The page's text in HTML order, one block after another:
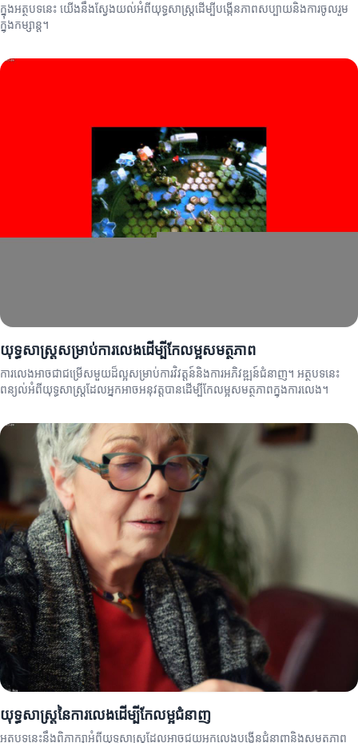
ក្នុងអត្ថបទនេះ យើងនឹងស្វែងយល់អំពីយុទ្ធសាស្ត្រដើម្បីបង្កើនភាពសប្បាយនិងការចូលរួម
ក្នុងកម្សាន្ត។
យុទ្ធសាស្ត្រសម្រាប់ការលេងដើម្បីកែលម្អសមត្ថភាព
ការលេងអាចជាជម្រើសមួយដ៏ល្អសម្រាប់ការវិវត្តន៍និងការអភិវឌ្ឍន៍ជំនាញ។ អត្ថបទនេះ
ពន្យល់អំពីយុទ្ធសាស្ត្រដែលអ្នកអាចអនុវត្តបានដើម្បីកែលម្អសមត្ថភាពក្នុងការលេង។
យុទ្ធសាស្ត្រនៃការលេងដើម្បីកែលម្អជំនាញ
អត្ថបទនេះនឹងពិភាក្សាអំពីយុទ្ធសាស្ត្រដែលអាចជួយអ្នកលេងបង្កើនជំនាញនិងសមត្ថភាព